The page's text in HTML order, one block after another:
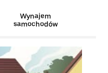
Wynajem
samochodów